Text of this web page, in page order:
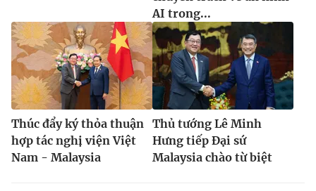
AI trong...
Thúc đẩy ký thỏa thuận
hợp tác nghị viện Việt
Nam - Malaysia
Thủ tướng Lê Minh
Hưng tiếp Đại sứ
Malaysia chào từ biệt